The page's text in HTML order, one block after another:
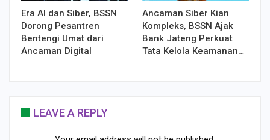
Era AI dan Siber, BSSN
Dorong Pesantren
Bentengi Umat dari
Ancaman Digital
Ancaman Siber Kian
Kompleks, BSSN Ajak
Bank Jateng Perkuat
Tata Kelola Keamanan…
LEAVE A REPLY